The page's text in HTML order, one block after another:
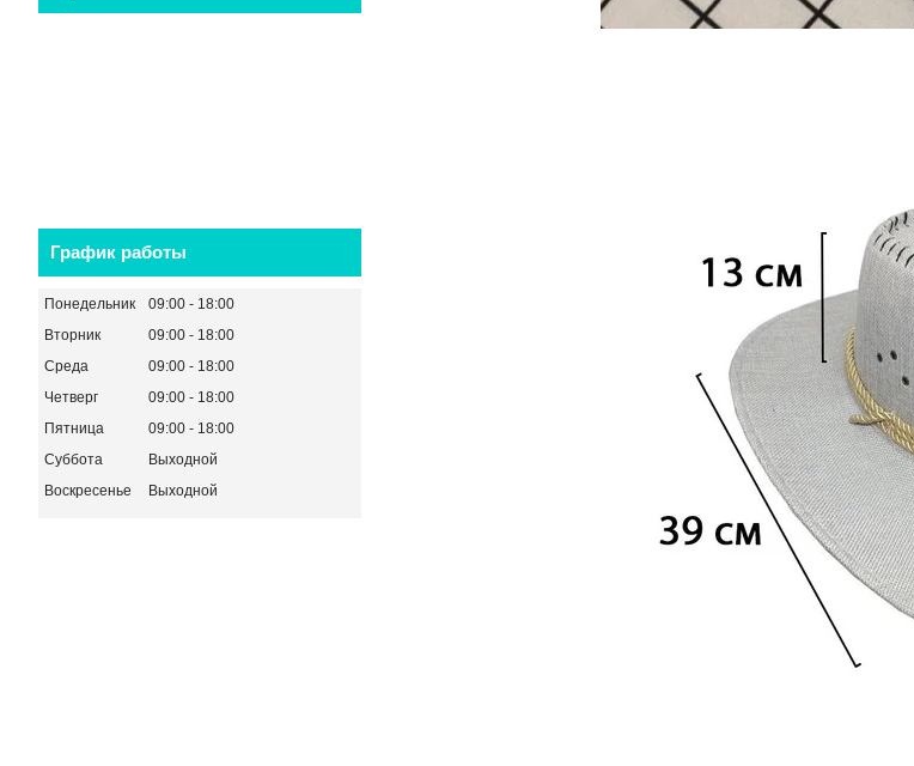
График работы
Понедельник 09:00
18:00
Вторник
09:00
18:00
Среда
09:00
18:00
Четверг
09:00
18:00
Пятница
09:00
18:00
Суббота
Выходной
Воскресенье
Выходной